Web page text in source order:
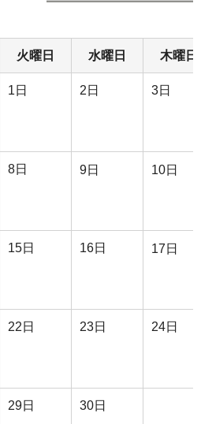
火曜日 水曜日 木曜日
1日 2日 3日
8日 9日 10日
15日 16日 17日
22日 23日 24日
29日 30日